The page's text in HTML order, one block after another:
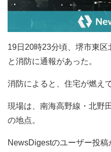
19日20時23分頃、堺市東区
と消防に通報があった。
消防によると、住宅が燃え
現場は、南海高野線・北野
の地点。
NewsDigestのユーザー投